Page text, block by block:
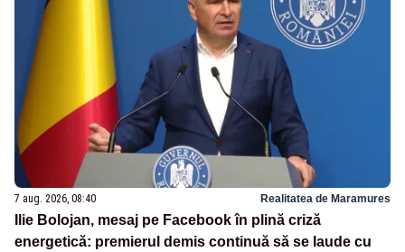
7 aug. 2026, 08:40 Realitatea de Maramures
Ilie Bolojan, mesaj pe Facebook în plină criză
energetică: premierul demis continuă să se laude cu